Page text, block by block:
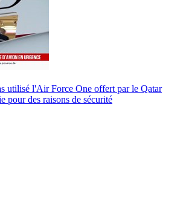
utilisé l'Air Force One offert par le Qatar
pour des raisons de sécurité